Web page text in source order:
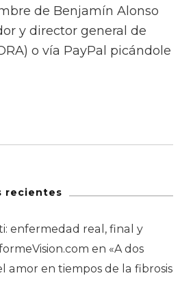
de Benjamín Alonso
y director general de
o vía PayPal picándole
recientes
enfermedad real, final y
en «A dos
amor en tiempos de la fibrosis